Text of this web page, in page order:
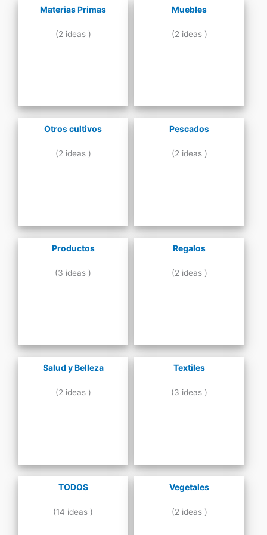
Materias Primas
(2 ideas )
Muebles
(2 ideas )
Otros cultivos
(2 ideas )
Pescados
(2 ideas )
Productos
(3 ideas )
Regalos
(2 ideas )
Salud y Belleza
(2 ideas )
Textiles
(3 ideas )
TODOS
(14 ideas )
Vegetales
(2 ideas )